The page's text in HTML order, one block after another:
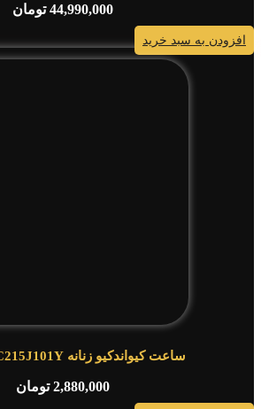
44,990,000 تومان
افزودن به سبد خرید
ساعت کیواندکیو زنانه C215J101Y ست دارد
2,880,000 تومان